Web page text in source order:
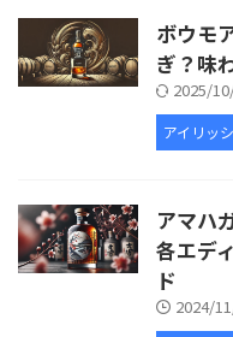
ボウモ
ぎ？味
2025/
アイリッ
アマハ
各エデ
ド
2024/